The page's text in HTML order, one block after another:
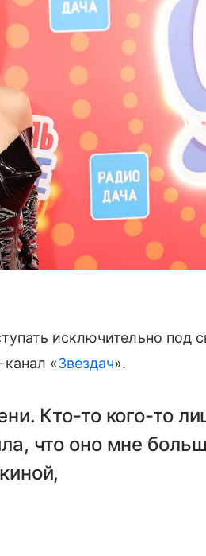
исключительно под
«Звездач».
Кто-то кого-то
что оно мне